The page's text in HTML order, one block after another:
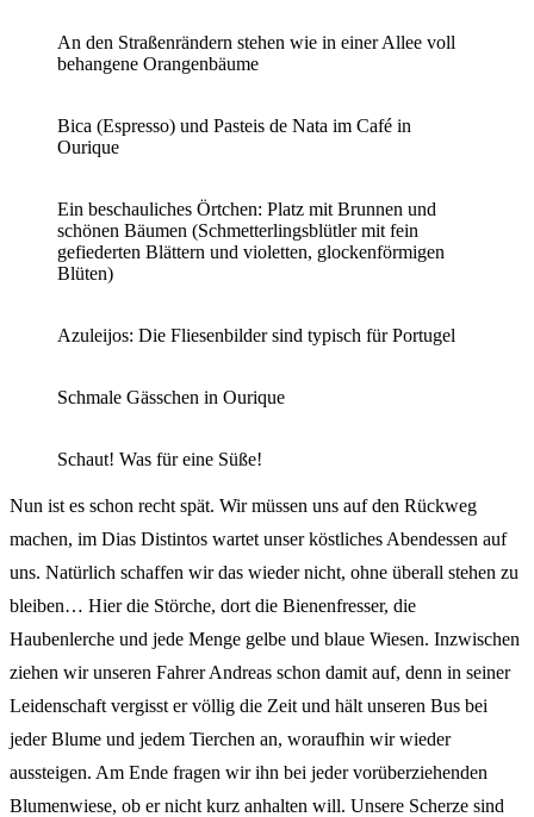
An den Straßenrändern stehen wie in einer Allee voll
behangene Orangenbäume
Bica (Espresso) und Pasteis de Nata im Café in
Ourique
Ein beschauliches Örtchen: Platz mit Brunnen und
schönen Bäumen (Schmetterlingsblütler mit fein
gefiederten Blättern und violetten, glockenförmigen
Blüten)
Azuleijos: Die Fliesenbilder sind typisch für Portugel
Schmale Gässchen in Ourique
Schaut! Was für eine Süße!
Nun ist es schon recht spät. Wir müssen uns auf den Rückweg
machen, im Dias Distintos wartet unser köstliches Abendessen auf
uns. Natürlich schaffen wir das wieder nicht, ohne überall stehen zu
bleiben… Hier die Störche, dort die Bienenfresser, die
Haubenlerche und jede Menge gelbe und blaue Wiesen. Inzwischen
ziehen wir unseren Fahrer Andreas schon damit auf, denn in seiner
Leidenschaft vergisst er völlig die Zeit und hält unseren Bus bei
jeder Blume und jedem Tierchen an, woraufhin wir wieder
aussteigen. Am Ende fragen wir ihn bei jeder vorüberziehenden
Blumenwiese, ob er nicht kurz anhalten will. Unsere Scherze sind